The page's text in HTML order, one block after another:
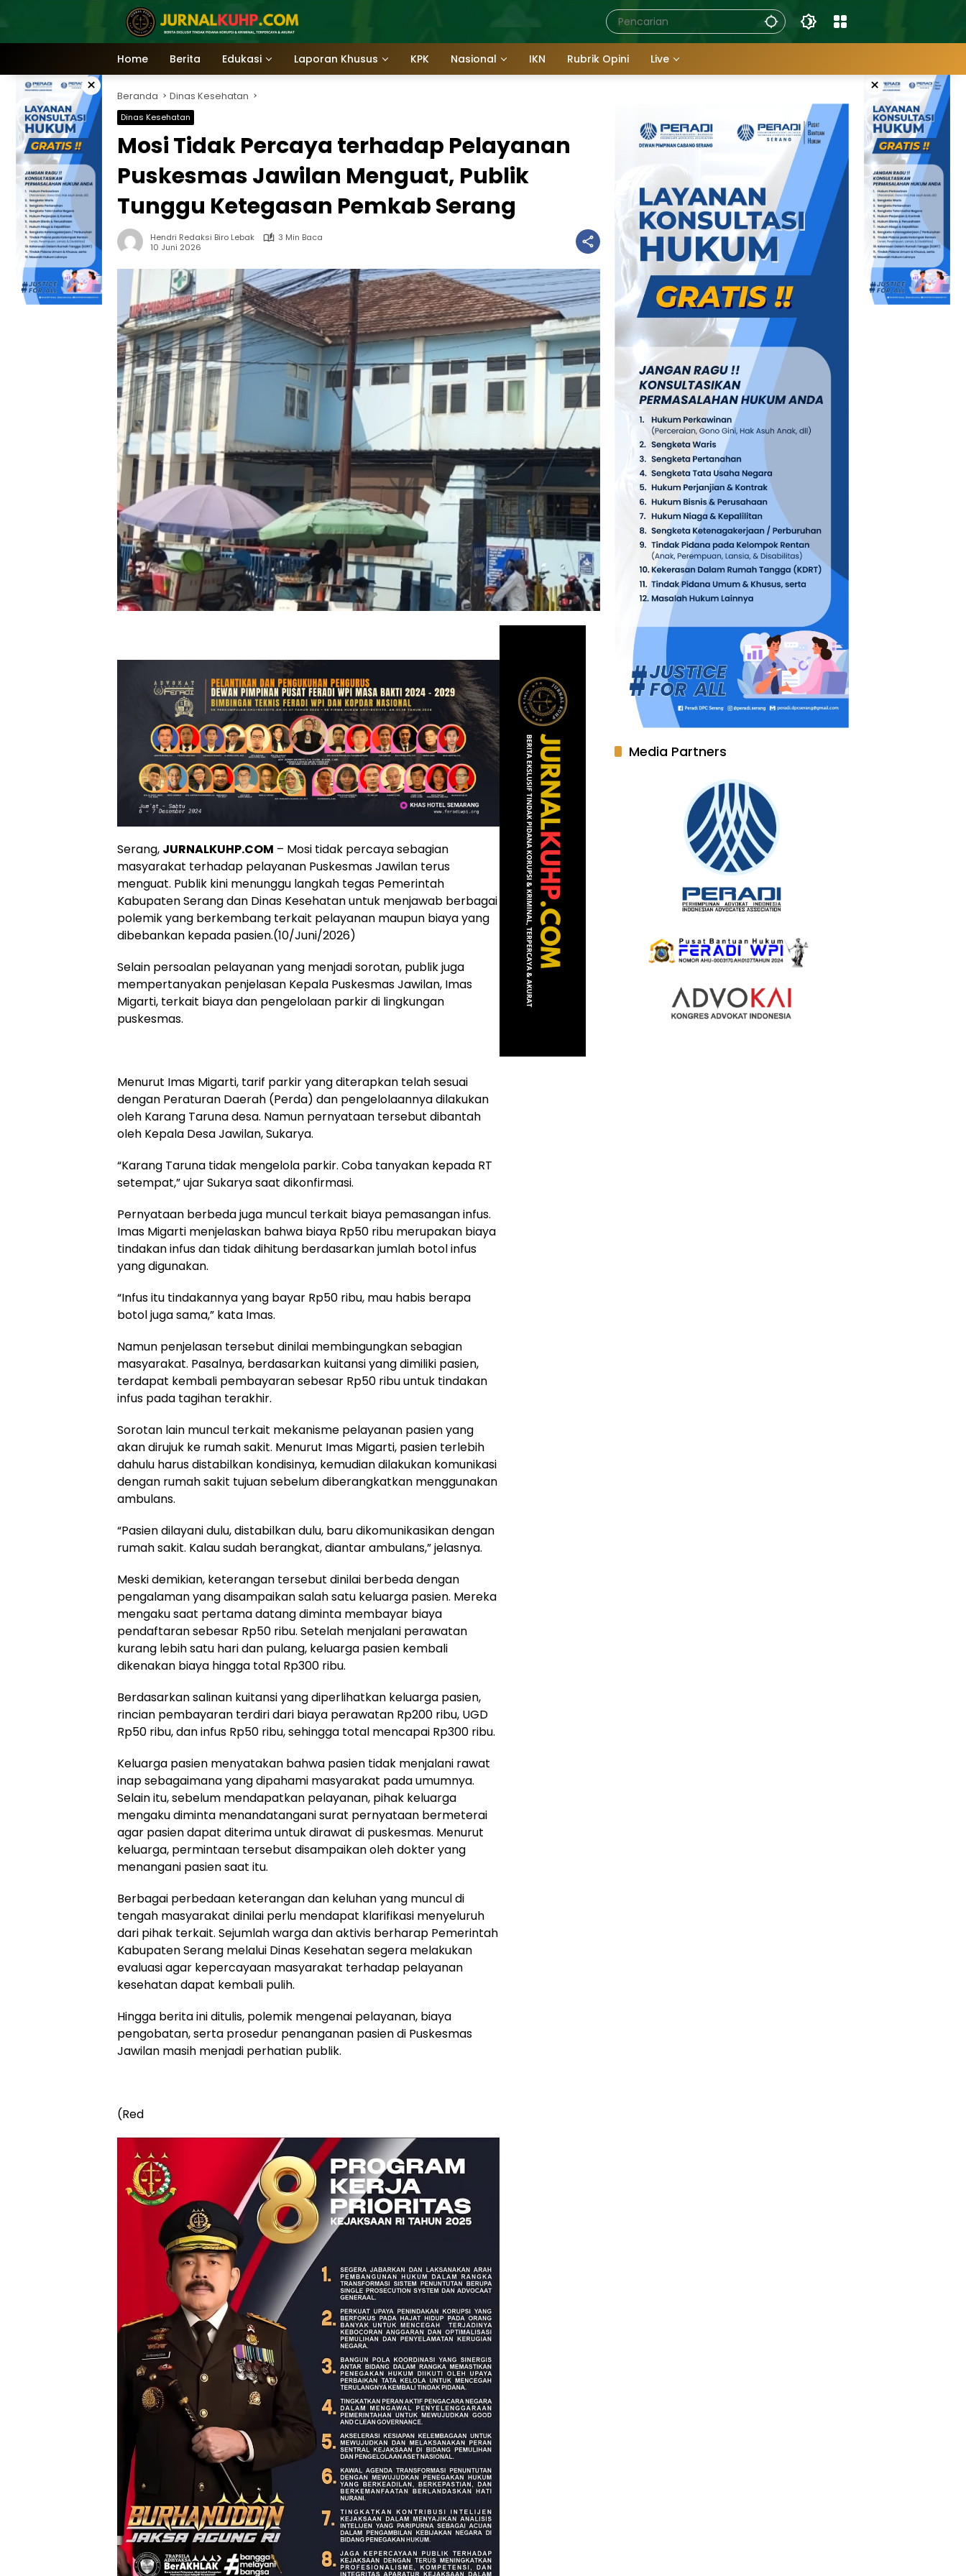
Home
Berita Edukasi Laporan Khusus KPK Nasional IKN Rubrik Opini Live
× ×
Beranda Dinas Kesehatan
Dinas Kesehatan
Mosi Tidak Percaya terhadap Pelayanan
Puskesmas Jawilan Menguat, Publik
Tunggu Ketegasan Pemkab Serang
Hendri Redaksi Biro Lebak
3 Min Baca
10 Juni 2026
Serang, JURNALKUHP.COM – Mosi tidak percaya sebagian
masyarakat terhadap pelayanan Puskesmas Jawilan terus
menguat. Publik kini menunggu langkah tegas Pemerintah
Kabupaten Serang dan Dinas Kesehatan untuk menjawab berbagai
polemik yang berkembang terkait pelayanan maupun biaya yang
dibebankan kepada pasien.(10/Juni/2026)
Selain persoalan pelayanan yang menjadi sorotan, publik juga
mempertanyakan penjelasan Kepala Puskesmas Jawilan, Imas
Migarti, terkait biaya dan pengelolaan parkir di lingkungan
puskesmas.
Menurut Imas Migarti, tarif parkir yang diterapkan telah sesuai
dengan Peraturan Daerah (Perda) dan pengelolaannya dilakukan
oleh Karang Taruna desa. Namun pernyataan tersebut dibantah
oleh Kepala Desa Jawilan, Sukarya.
“Karang Taruna tidak mengelola parkir. Coba tanyakan kepada RT
setempat,” ujar Sukarya saat dikonfirmasi.
Pernyataan berbeda juga muncul terkait biaya pemasangan infus.
Imas Migarti menjelaskan bahwa biaya Rp50 ribu merupakan biaya
tindakan infus dan tidak dihitung berdasarkan jumlah botol infus
yang digunakan.
“Infus itu tindakannya yang bayar Rp50 ribu, mau habis berapa
botol juga sama,” kata Imas.
Namun penjelasan tersebut dinilai membingungkan sebagian
masyarakat. Pasalnya, berdasarkan kuitansi yang dimiliki pasien,
terdapat kembali pembayaran sebesar Rp50 ribu untuk tindakan
infus pada tagihan terakhir.
Sorotan lain muncul terkait mekanisme pelayanan pasien yang
akan dirujuk ke rumah sakit. Menurut Imas Migarti, pasien terlebih
dahulu harus distabilkan kondisinya, kemudian dilakukan komunikasi
dengan rumah sakit tujuan sebelum diberangkatkan menggunakan
ambulans.
“Pasien dilayani dulu, distabilkan dulu, baru dikomunikasikan dengan
rumah sakit. Kalau sudah berangkat, diantar ambulans,” jelasnya.
Meski demikian, keterangan tersebut dinilai berbeda dengan
pengalaman yang disampaikan salah satu keluarga pasien. Mereka
mengaku saat pertama datang diminta membayar biaya
pendaftaran sebesar Rp50 ribu. Setelah menjalani perawatan
kurang lebih satu hari dan pulang, keluarga pasien kembali
dikenakan biaya hingga total Rp300 ribu.
Berdasarkan salinan kuitansi yang diperlihatkan keluarga pasien,
rincian pembayaran terdiri dari biaya perawatan Rp200 ribu, UGD
Rp50 ribu, dan infus Rp50 ribu, sehingga total mencapai Rp300 ribu.
Keluarga pasien menyatakan bahwa pasien tidak menjalani rawat
inap sebagaimana yang dipahami masyarakat pada umumnya.
Selain itu, sebelum mendapatkan pelayanan, pihak keluarga
mengaku diminta menandatangani surat pernyataan bermeterai
agar pasien dapat diterima untuk dirawat di puskesmas. Menurut
keluarga, permintaan tersebut disampaikan oleh dokter yang
menangani pasien saat itu.
Berbagai perbedaan keterangan dan keluhan yang muncul di
tengah masyarakat dinilai perlu mendapat klarifikasi menyeluruh
dari pihak terkait. Sejumlah warga dan aktivis berharap Pemerintah
Kabupaten Serang melalui Dinas Kesehatan segera melakukan
evaluasi agar kepercayaan masyarakat terhadap pelayanan
kesehatan dapat kembali pulih.
Hingga berita ini ditulis, polemik mengenai pelayanan, biaya
pengobatan, serta prosedur penanganan pasien di Puskesmas
Jawilan masih menjadi perhatian publik.
(Red
Media Partners